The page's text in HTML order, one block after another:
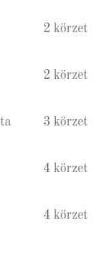
2 körzet
2 körzet
3 körzet
4 körzet
4 körzet